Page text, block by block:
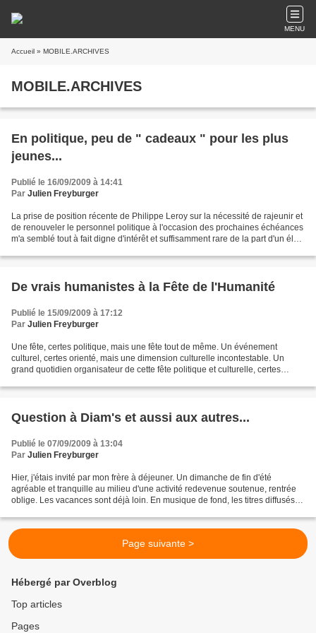
MENU
Accueil » MOBILE.ARCHIVES
MOBILE.ARCHIVES
En politique, peu de " cadeaux " pour les plus
jeunes...
Publié le 16/09/2009 à 14:41
Par Julien Freyburger
La prise de position récente de Philippe Leroy sur la nécessité de rajeunir et
de renouveler le personnel politique à l'occasion des prochaines échéances
m'a semblé tout à fait digne d'intérêt et suffisamment rare de la part d'un élu
De vrais humanistes à la Fête de l'Humanité
Publié le 15/09/2009 à 17:12
Par Julien Freyburger
Une fête, certes politique, mais une fête tout de même. Un événement
culturel, certes orienté, mais une dimension culturelle incontestable. Un
grand quotidien organisateur de cette fête politique et culturelle, certes
Question à Diam's et aussi aux autres...
Publié le 07/09/2009 à 13:04
Par Julien Freyburger
Hier, j'étais invité par mon frère à déjeuner. Un dimanche de fin d'été
agréable et tranquille au milieu d'une activité redevenue soutenue, rentrée
oblige. Les vacances sont déjà loin. En musique de fond, les titres diffusés
Page suivante >
Hébergé par Overblog
Top articles
Pages